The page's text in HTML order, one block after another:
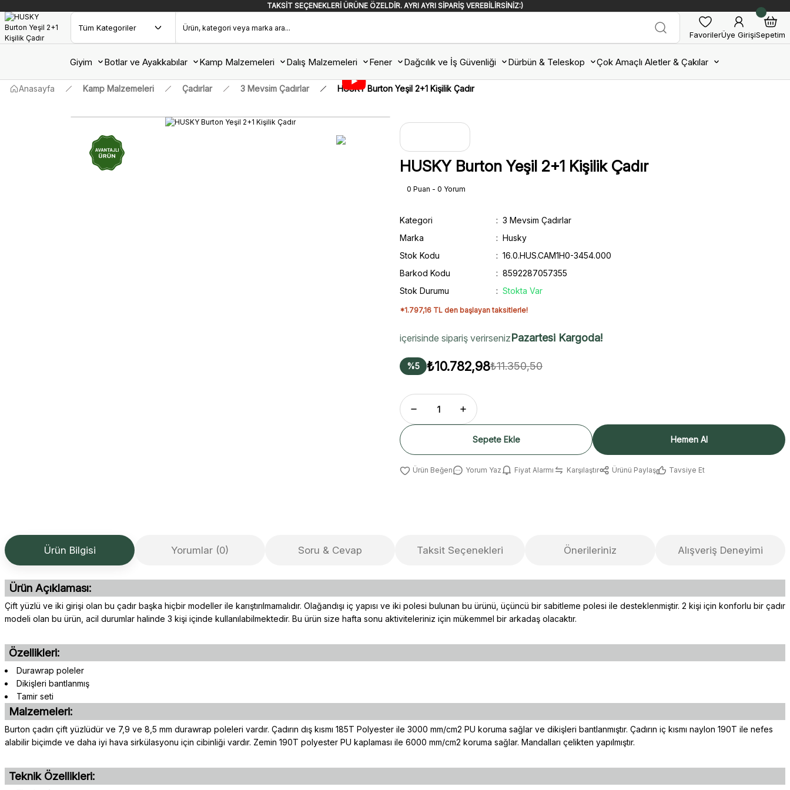
TAKSİT SEÇENEKLERİ ÜRÜNE ÖZELDİR. AYRI AYRI SİPARİŞ VEREBİLİRSİNİZ:)
FavorilerÜye GirişiSepetim
Giyim Botlar ve Ayakkabılar Kamp Malzemeleri Dalış Malzemeleri Fener Dağcılık ve İş Güvenliği Dürbün & Teleskop Çok Amaçlı Aletler & Çakılar
Anasayfa Kamp Malzemeleri Çadırlar 3 Mevsim Çadırlar HUSKY Burton Yeşil 2+1 Kişilik Çadır
HUSKY Burton Yeşil 2+1 Kişilik Çadır
0 Puan - 0 Yorum
Kategori
3 Mevsim Çadırlar
Marka
Husky
Stok Kodu
16.0.HUS.CAM1H0-3454.000
Barkod Kodu
8592287057355
Stok Durumu
Stokta Var
*1.797,16 TL den başlayan taksitlerle!
içerisinde sipariş verirsenizPazartesi Kargoda!
%5 ₺10.782,98₺11.350,50
Sepete Ekle Hemen Al
Yorum Yaz Fiyat Alarmı Karşılaştır Ürünü Paylaş Tavsiye Et
Ürün Bilgisi Yorumlar (0) Soru & Cevap Taksit Seçenekleri Önerileriniz Alışveriş Deneyimi
Ürün Açıklaması:
Çift yüzlü ve iki girişi olan bu çadır başka hiçbir modeller ile karıştırılmamalıdır. Olağandışı iç yapısı ve iki polesi bulunan bu ürünü, üçüncü bir sabitleme polesi ile desteklenmiştir. 2 kişi için konforlu bir çadır
modeli olan bu ürün, acil durumlar halinde 3 kişi içinde kullanılabilmektedir. Bu ürün size hafta sonu aktiviteleriniz için mükemmel bir arkadaş olacaktır.
Özellikleri:
Durawrap poleler
Dikişleri bantlanmış
Tamir seti
Malzemeleri:
Burton çadırı çift yüzlüdür ve 7,9 ve 8,5 mm durawrap poleleri vardır. Çadırın dış kısmı 185T Polyester ile 3000 mm/cm2 PU koruma sağlar ve dikişleri bantlanmıştır. Çadırın iç kısmı naylon 190T ile nefes
alabilir biçimde ve daha iyi hava sirkülasyonu için cibinliği vardır. Zemin 190T polyester PU kaplaması ile 6000 mm/cm2 koruma sağlar. Mandalları çelikten yapılmıştır.
Teknik Özellikleri: